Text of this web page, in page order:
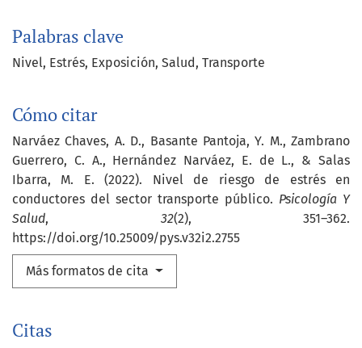
Palabras clave
Nivel Estrés Exposición Salud Transporte
Cómo citar
Narváez Chaves, A. D., Basante Pantoja, Y. M., Zambrano
Guerrero, C. A., Hernández Narváez, E. de L., & Salas
Ibarra, M. E. (2022). Nivel de riesgo de estrés en
conductores del sector transporte público. Psicología Y
Salud, 32(2), 351–362.
https://doi.org/10.25009/pys.v32i2.2755
Más formatos de cita
Citas